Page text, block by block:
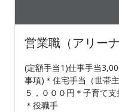
営業職（アリーナ
(定額手当1)仕事手当
事項)＊住宅手当（世帯
５，０００円＊子育て
＊役職手